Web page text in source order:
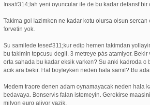
Insa#314;lah yeni oyuncular ile de bu kadar defansf bir
Takima gol lazimken ne kadar kotu olursa olsun sercan
forvetin yok.
Su samilede tese#311;kur edip hemen takimdan
bu takimin topcusu degil. 3 metreye pàs atamiyor.
orta sahada bu kadar eksik varken? Su anki kadroda o
acik ara bekir. Hal boyleyken neden hala samil? Bu
Medem traore denen adam oynamayacak neden hala
bedavaya. Bonservis falan istemeyin. Gerekirse
milyon euro aliyor yazik.